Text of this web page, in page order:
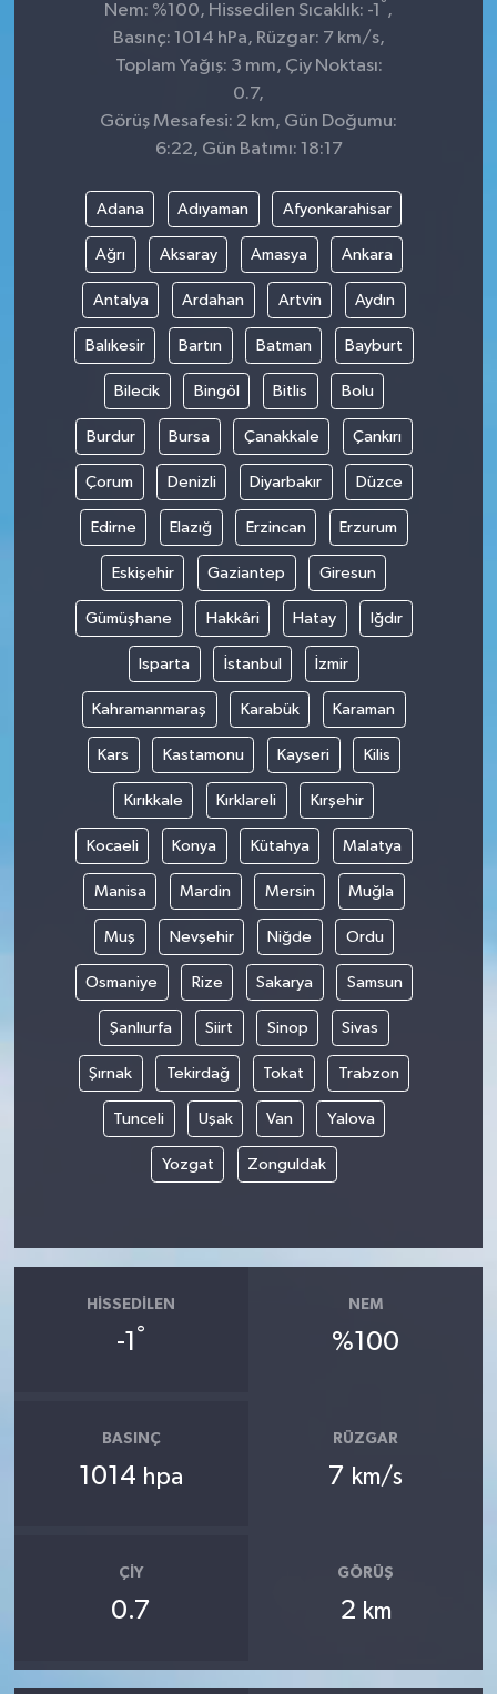
Nem: %100, Hissedilen Sıcaklık: -1 ° ,
Basınç: 1014 hPa, Rüzgar: 7 km/s,
Toplam Yağış: 3 mm, Çiy Noktası:
0.7,
Görüş Mesafesi: 2 km, Gün Doğumu:
6:22, Gün Batımı: 18:17
Adana Adıyaman Afyonkarahisar
Ağrı Aksaray Amasya Ankara
Antalya Ardahan Artvin Aydın
Balıkesir Bartın Batman Bayburt
Bilecik Bingöl Bitlis Bolu
Burdur Bursa Çanakkale Çankırı
Çorum Denizli Diyarbakır Düzce
Edirne Elazığ Erzincan Erzurum
Eskişehir Gaziantep Giresun
Gümüşhane Hakkâri Hatay Iğdır
Isparta İstanbul İzmir
Kahramanmaraş Karabük Karaman
Kars Kastamonu Kayseri Kilis
Kırıkkale Kırklareli Kırşehir
Kocaeli Konya Kütahya Malatya
Manisa Mardin Mersin Muğla
Muş Nevşehir Niğde Ordu
Osmaniye Rize Sakarya Samsun
Şanlıurfa Siirt Sinop Sivas
Şırnak Tekirdağ Tokat Trabzon
Tunceli Uşak Van Yalova
Yozgat Zonguldak
HISSEDILEN
-1 °
NEM
%100
BASINÇ
1014 hpa
RÜZGAR
7 km/s
ÇIY
0.7
GÖRÜŞ
2 km